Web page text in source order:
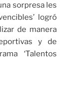
sorpresa les
logró
de manera
y de
‘Talentos